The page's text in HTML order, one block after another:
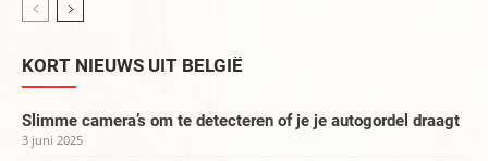
KORT NIEUWS UIT BELGIË
Slimme camera’s om te detecteren of je je autogordel draagt
3 juni 2025